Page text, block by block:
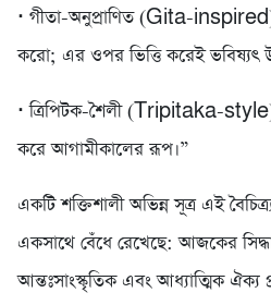
· গীতা-অনুপ্রাণিত (Gita-
করো; এর ওপর ভিত্তি করেই ভবিষ্যৎ
· ত্রিপিটক-শৈলী (Tripitaka-
করে আগামীকালের রূপ।”
একটি শক্তিশালী অভিন্ন সূত্র এই
একসাথে বেঁধে রেখেছে: আজকের
আন্তঃসাংস্কৃতিক এবং আধ্যাত্মিক ঐক্য